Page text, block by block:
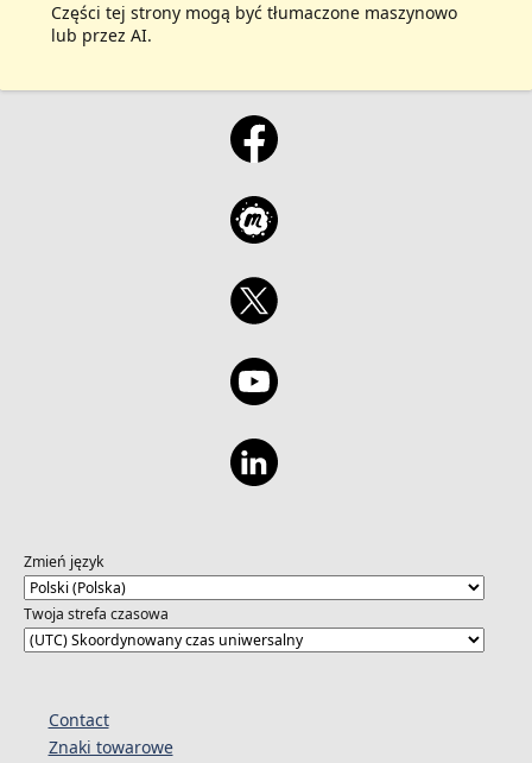
Części tej strony mogą być tłumaczone maszynowo
lub przez AI.
Zmień język
Twoja strefa czasowa
Contact
Znaki towarowe